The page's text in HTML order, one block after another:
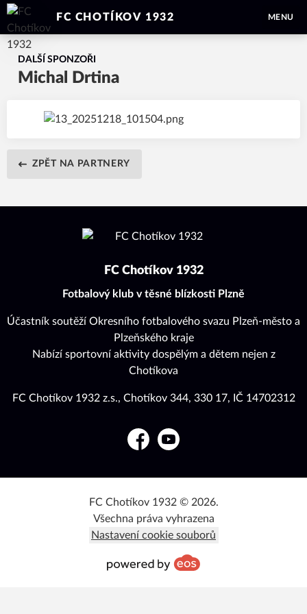
FC CHOTÍKOV 1932 MENU
DALŠÍ SPONZOŘI
Michal Drtina
ZPĚT NA PARTNERY
FC Chotíkov 1932
Fotbalový klub v těsné blízkosti Plzně
Účastník soutěží Okresního fotbalového svazu Plzeň-město a
Plzeňského kraje
Nabízí sportovní aktivity dospělým a dětem nejen z
Chotíkova
FC Chotíkov 1932 z.s., Chotíkov 344, 330 17, IČ 14702312
FacebookYouTube
FC Chotíkov 1932 © 2026.
Všechna práva vyhrazena
Nastavení cookie souborů